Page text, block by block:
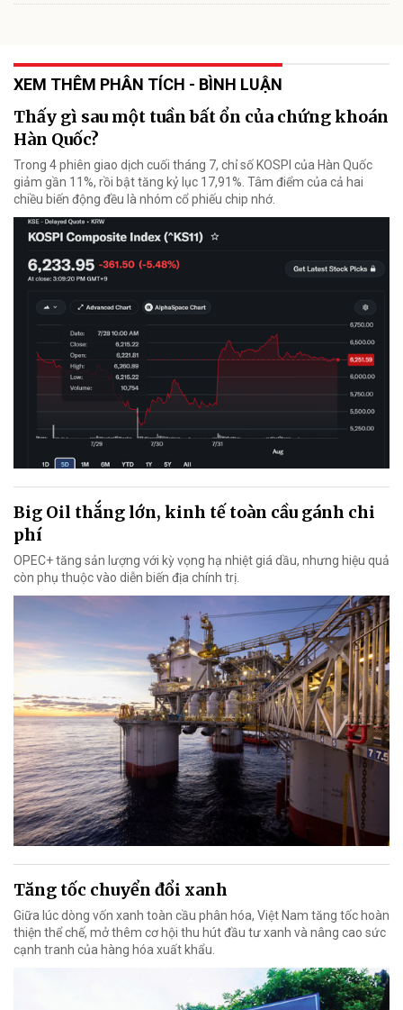
XEM THÊM PHÂN TÍCH - BÌNH LUẬN
Thấy gì sau một tuần bất ổn của chứng khoán
Hàn Quốc?
Trong 4 phiên giao dịch cuối tháng 7, chỉ số KOSPI của Hàn Quốc
giảm gần 11%, rồi bật tăng kỷ lục 17,91%. Tâm điểm của cả hai
chiều biến động đều là nhóm cổ phiếu chip nhớ.
Big Oil thắng lớn, kinh tế toàn cầu gánh chi
phí
OPEC+ tăng sản lượng với kỳ vọng hạ nhiệt giá dầu, nhưng hiệu quả
còn phụ thuộc vào diễn biến địa chính trị.
Tăng tốc chuyển đổi xanh
Giữa lúc dòng vốn xanh toàn cầu phân hóa, Việt Nam tăng tốc hoàn
thiện thể chế, mở thêm cơ hội thu hút đầu tư xanh và nâng cao sức
cạnh tranh của hàng hóa xuất khẩu.